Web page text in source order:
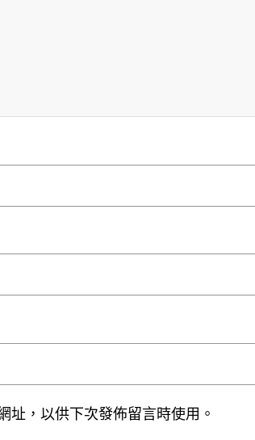
址，以供下次發佈留言時使用。